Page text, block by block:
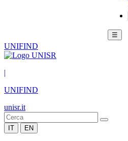
☰
UNIFIND
|
UNIFIND
unisr.it
IT EN